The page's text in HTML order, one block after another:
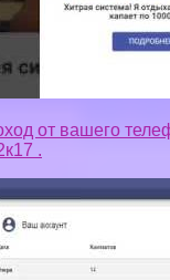
от вашего
.